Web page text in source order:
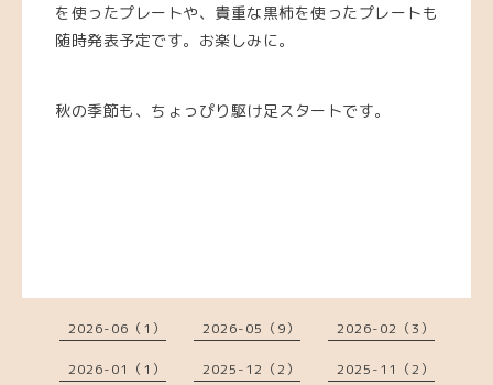
を使ったプレートや、貴重な黒柿を使ったプレートも
随時発表予定です。お楽しみに。
秋の季節も、ちょっぴり駆け足スタートです。
2026-06（1） 2026-05（9） 2026-02（3）
2026-01（1） 2025-12（2） 2025-11（2）